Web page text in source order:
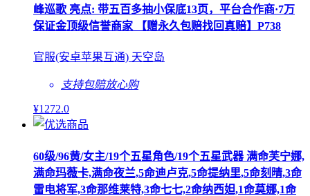
峰巡歌 亮点: 带五百多抽小保底13页，平台合作商·7万
保证金顶级信誉商家 【赠永久包赔找回真赔】P738
官服(安卓苹果互通) 天空岛
支持包赔放心购
¥1272.0
60级/96黄/女主/19个五星角色/19个五星武器 满命芙宁娜,
满命玛薇卡,满命夜兰,5命迪卢克,5命提纳里,5命刻晴,3命
雷电将军,3命那维莱特,3命七七,2命纳西妲,1命莫娜,1命